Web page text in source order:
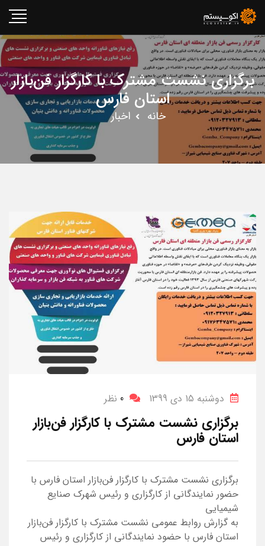
برگزاری نشست مشترک با کارگزار فن‌بازار
استان فارس
خانه اخبار
دوشنبه 15 دی 1399 0 نظر
برگزاری نشست مشترک با کارگزار فن‌بازار
استان فارس
برگزاری نشست مشترک با کارگزار فن‌بازار استان فارس با
حضور نمایندگانی از کارگزاری و رئیس شهرک صنایع
شیمیایی
به گزارش روابط عمومی نشست مشترک با کارگزار فن‌بازار
استان فارس با حضود نمایندگانی از کارگزاری و رئیس